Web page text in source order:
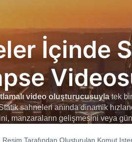
İçinde
video oluşturucusuylatek
sahneleri anında dinamik
manzaraların gelişmesini veya
deneyler için
tıklamayla yüksek etkili görseller